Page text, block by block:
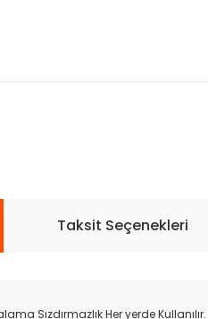
Taksit Seçenekleri
Sızdırmazlık Her yerde Kullanılır.